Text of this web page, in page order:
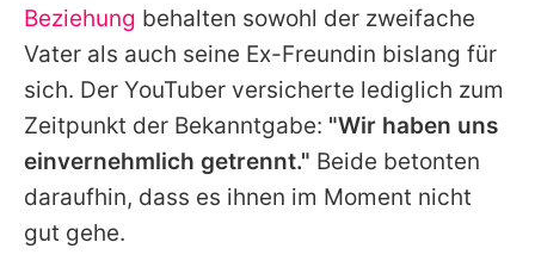
Beziehung behalten sowohl der zweifache
Vater als auch seine Ex-Freundin bislang für
sich. Der YouTuber versicherte lediglich zum
Zeitpunkt der Bekanntgabe: "Wir haben uns
einvernehmlich getrennt." Beide betonten
daraufhin, dass es ihnen im Moment nicht
gut gehe.